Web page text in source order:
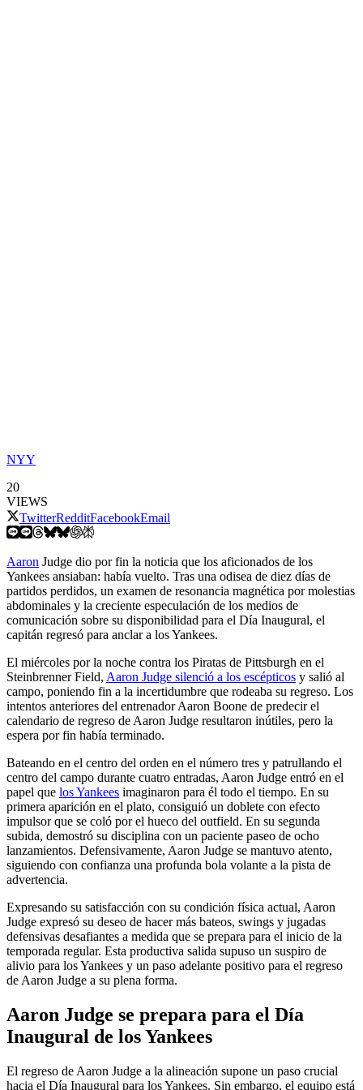
NYY
20
VIEWS
TwitterRedditFacebookEmail
Aaron Judge dio por fin la noticia que los aficionados de los
Yankees ansiaban: había vuelto. Tras una odisea de diez días de
partidos perdidos, un examen de resonancia magnética por molestias
abdominales y la creciente especulación de los medios de
comunicación sobre su disponibilidad para el Día Inaugural, el
capitán regresó para anclar a los Yankees.
El miércoles por la noche contra los Piratas de Pittsburgh en el
Steinbrenner Field, Aaron Judge silenció a los escépticos y salió al
campo, poniendo fin a la incertidumbre que rodeaba su regreso. Los
intentos anteriores del entrenador Aaron Boone de predecir el
calendario de regreso de Aaron Judge resultaron inútiles, pero la
espera por fin había terminado.
Bateando en el centro del orden en el número tres y patrullando el
centro del campo durante cuatro entradas, Aaron Judge entró en el
papel que los Yankees imaginaron para él todo el tiempo. En su
primera aparición en el plato, consiguió un doblete con efecto
impulsor que se coló por el hueco del outfield. En su segunda
subida, demostró su disciplina con un paciente paseo de ocho
lanzamientos. Defensivamente, Aaron Judge se mantuvo atento,
siguiendo con confianza una profunda bola volante a la pista de
advertencia.
Expresando su satisfacción con su condición física actual, Aaron
Judge expresó su deseo de hacer más bateos, swings y jugadas
defensivas desafiantes a medida que se prepara para el inicio de la
temporada regular. Esta productiva salida supuso un suspiro de
alivio para los Yankees y un paso adelante positivo para el regreso
de Aaron Judge a su plena forma.
Aaron Judge se prepara para el Día
Inaugural de los Yankees
El regreso de Aaron Judge a la alineación supone un paso crucial
hacia el Día Inaugural para los Yankees. Sin embargo, el equipo está